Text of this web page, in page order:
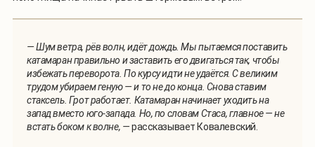
— Шум ветра, рёв волн, идёт дождь. Мы пытаемся поставить
катамаран правильно и заставить его двигаться так, чтобы
избежать переворота. По курсу идти не удаётся. С великим
трудом убираем геную — и то не до конца. Снова ставим
стаксель. Грот работает. Катамаран начинает уходить на
запад вместо юго-запада. Но, по словам Стаса, главное — не
встать боком к волне, —рассказывает Ковалевский.